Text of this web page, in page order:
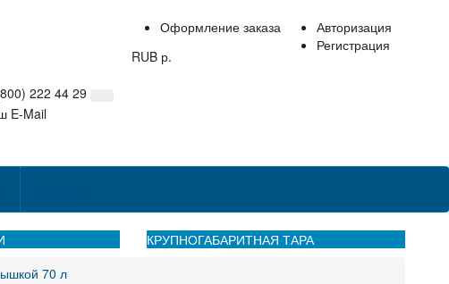
Авторизация
Регистрация
Оформление заказа
RUB р.
222 44 29
КРУПНОГАБАРИТНАЯ ТАРА
70 л